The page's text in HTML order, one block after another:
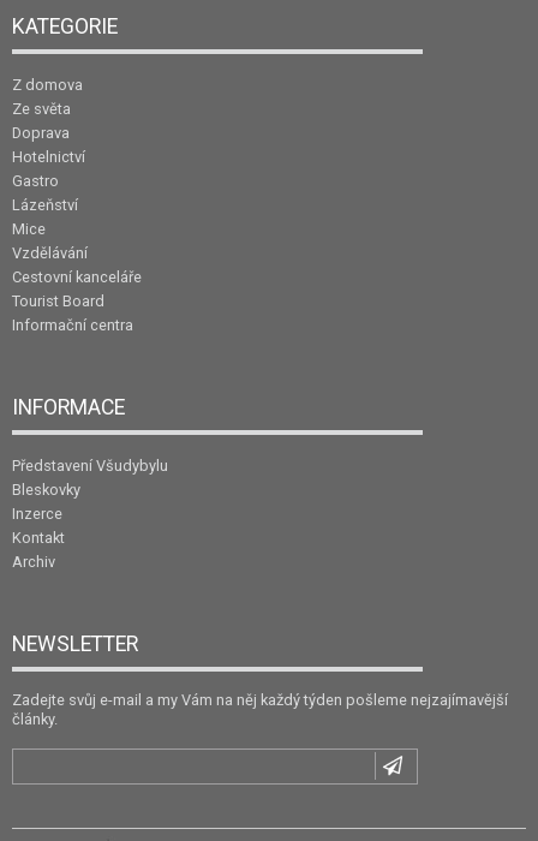
KATEGORIE
Z domova
Ze světa
Doprava
Hotelnictví
Gastro
Lázeňství
Mice
Vzdělávání
Cestovní kanceláře
Tourist Board
Informační centra
INFORMACE
Představení Všudybylu
Bleskovky
Inzerce
Kontakt
Archiv
NEWSLETTER
Zadejte svůj e-mail a my Vám na něj každý týden pošleme nejzajímavější
články.